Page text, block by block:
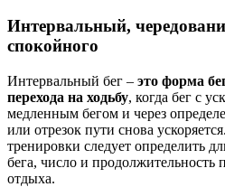
Интервальный,
спокойного
Интервальный бег – это форма
перехода на ходьбу, когда бег с
медленным бегом и через
или отрезок пути снова
тренировки следует определить
бега, число и продолжительность
отдыха.